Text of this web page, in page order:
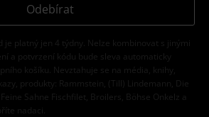
Odebírat
je platný jen 4 týdny. Nelze kombinovat s jinými
a potvrzení kódu bude sleva automaticky
košíku. Nevztahuje se na média, knihy,
produkty: Rammstein, (Till) Lindemann, Die
Sahne Fischfilet, Broilers, Böhse Onkelz a
nadaci.